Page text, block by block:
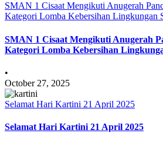
SMAN 1 Cisaat Mengikuti Anugerah
Kategori Lomba Kebersihan Lingkungan
SMAN 1 Cisaat Mengikuti Anugerah
Kategori Lomba Kebersihan
•
October 27, 2025
Selamat Hari Kartini 21 April 2025
Selamat Hari Kartini 21 April 2025